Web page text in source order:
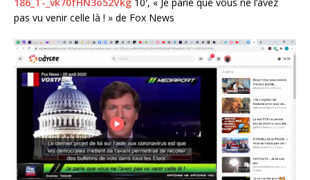
pas vu venir celle là ! » de Fox News